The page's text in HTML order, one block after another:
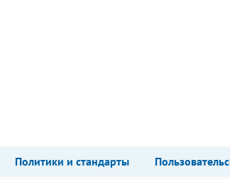
Политики и стандарты